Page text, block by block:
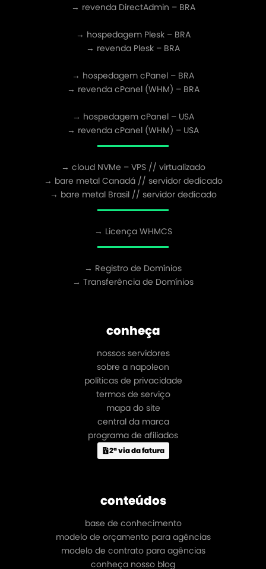
→ revenda DirectAdmin – BRA
→ hospedagem Plesk – BRA
→ revenda Plesk – BRA
→ hospedagem cPanel – BRA
→ revenda cPanel (WHM) – BRA
→ hospedagem cPanel – USA
→ revenda cPanel (WHM) – USA
→ cloud NVMe – VPS // virtualizado
→ bare metal Canadá // servidor dedicado
→ bare metal Brasil // servidor dedicado
→ Licença WHMCS
→ Registro de Domínios
→ Transferência de Domínios
conheça
nossos servidores
sobre a napoleon
políticas de privacidade
termos de serviço
mapa do site
central da marca
programa de afiliados
2ª via da fatura
conteúdos
base de conhecimento
modelo de orçamento para agências
modelo de contrato para agências
conheça nosso blog